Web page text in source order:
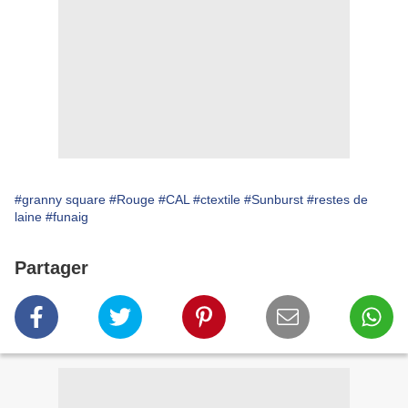
#granny square #Rouge #CAL #ctextile #Sunburst #restes de
laine #funaig
Partager